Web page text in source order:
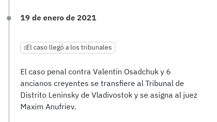
19 de enero de 2021
El caso llegó a los tribunales
El caso penal contra Valentin Osadchuk y 6
ancianos creyentes se transfiere al Tribunal de
Distrito Leninsky de Vladivostok y se asigna al juez
Maxim Anufriev.